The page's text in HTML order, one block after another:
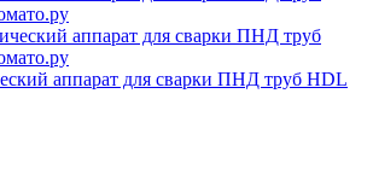
аппарат для сварки ПНД труб HDL